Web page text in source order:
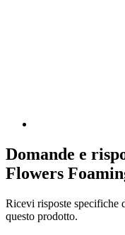
Domande e
Flowers
Ricevi risposte specifiche
questo prodotto.